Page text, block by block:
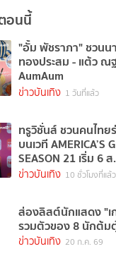
อนนี้
"อั้ม พัชราภา" ชวนน
ทองประสม - แต้ว
AumAum
ข่าวบันเทิง 1 วันที่แล้ว
ทรูวิชั่นส์ ชวนคนไทย
บนเวที AMERICA’S
SEASON 21 เริ่ม 6
TrueVisions NOW
ข่าวบันเทิง 10 ชั่วโมงที่แล้ว
ส่องลิสต์นักแสดง "เ
รวมตัวของ 8 นักต้ม
ข่าวบันเทิง 20 ก.ค. 69